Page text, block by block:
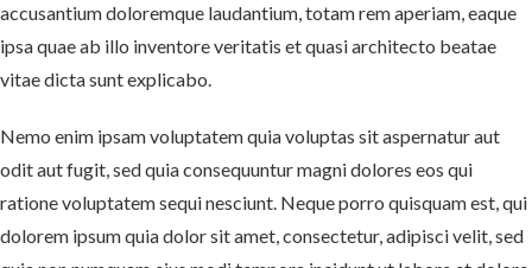
accusantium doloremque laudantium, totam rem aperiam, eaque
ipsa quae ab illo inventore veritatis et quasi architecto beatae
vitae dicta sunt explicabo.
Nemo enim ipsam voluptatem quia voluptas sit aspernatur aut
odit aut fugit, sed quia consequuntur magni dolores eos qui
ratione voluptatem sequi nesciunt. Neque porro quisquam est, qui
dolorem ipsum quia dolor sit amet, consectetur, adipisci velit, sed